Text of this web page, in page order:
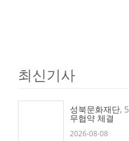
최신기사
성북문화재단,
무협약 체결
2026-08-08